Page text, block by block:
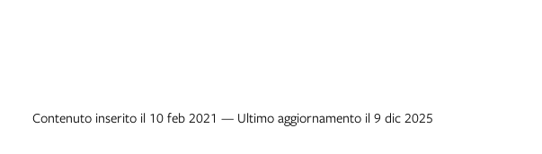
Contenuto inserito il 10 feb 2021 — Ultimo aggiornamento il 9 dic 2025